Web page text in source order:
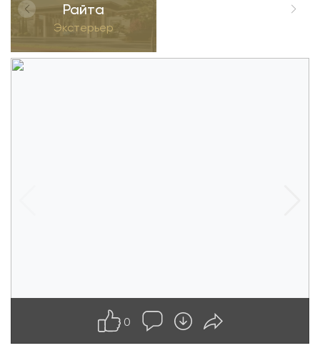
Райта
Экстерьер
0